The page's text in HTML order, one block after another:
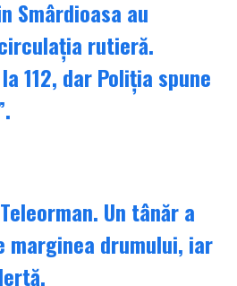
Smârdioasa au
rutieră.
112, dar Poliția spune
Un tânăr a
drumului, iar